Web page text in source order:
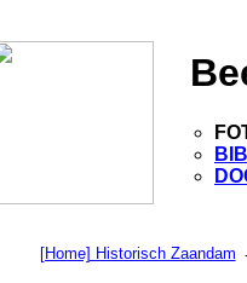
[Home] Historisch Zaandam